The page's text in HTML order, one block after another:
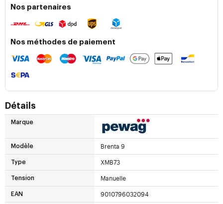
Nos partenaires
Nos méthodes de paiement
Détails
Marque
Modèle Brenta 9
Type XMB73
Tension Manuelle
EAN 9010796032094